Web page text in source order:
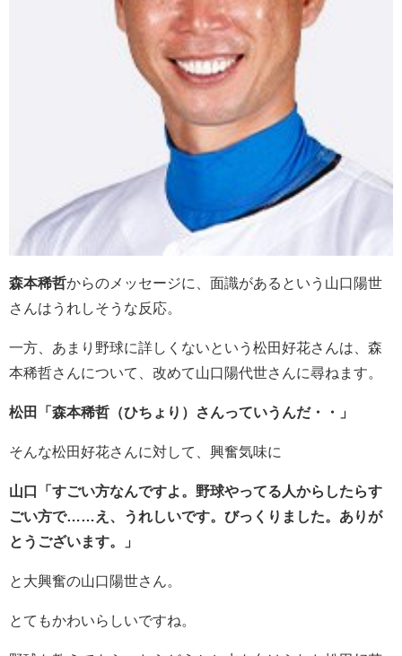
森本稀哲からのメッセージに、面識があるという山口陽世
さんはうれしそうな反応。
一方、あまり野球に詳しくないという松田好花さんは、森
本稀哲さんについて、改めて山口陽代世さんに尋ねます。
松田「森本稀哲（ひちょり）さんっていうんだ・・」
そんな松田好花さんに対して、興奮気味に
山口「すごい方なんですよ。野球やってる人からしたらす
ごい方で……え、うれしいです。びっくりました。ありが
とうございます。」
と大興奮の山口陽世さん。
とてもかわいらしいですね。